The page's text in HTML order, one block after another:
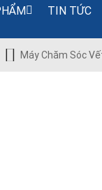
TIN TỨC
Máy Chăm Sóc